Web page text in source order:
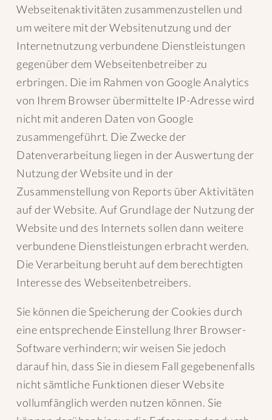
Webseitenaktivitäten zusammenzustellen und
um weitere mit der Websitenutzung und der
Internetnutzung verbundene Dienstleistungen
gegenüber dem Webseitenbetreiber zu
erbringen. Die im Rahmen von Google Analytics
von Ihrem Browser übermittelte IP-Adresse wird
nicht mit anderen Daten von Google
zusammengeführt. Die Zwecke der
Datenverarbeitung liegen in der Auswertung der
Nutzung der Website und in der
Zusammenstellung von Reports über Aktivitäten
auf der Website. Auf Grundlage der Nutzung der
Website und des Internets sollen dann weitere
verbundene Dienstleistungen erbracht werden.
Die Verarbeitung beruht auf dem berechtigten
Interesse des Webseitenbetreibers.
Sie können die Speicherung der Cookies durch
eine entsprechende Einstellung Ihrer Browser-
Software verhindern; wir weisen Sie jedoch
darauf hin, dass Sie in diesem Fall gegebenenfalls
nicht sämtliche Funktionen dieser Website
vollumfänglich werden nutzen können. Sie